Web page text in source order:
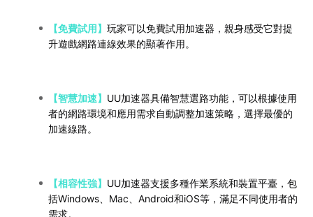
【免費試用】 玩家可以免費試用加速器，親身感受它對提
升遊戲網路連線效果的顯著作用。
【智慧加速】 UU加速器具備智慧選路功能，可以根據使用
者的網路環境和應用需求自動調整加速策略，選擇最優的
加速線路。
【相容性強】 UU加速器支援多種作業系統和裝置平臺，包
括Windows、Mac、Android和iOS等，滿足不同使用者的
需求。